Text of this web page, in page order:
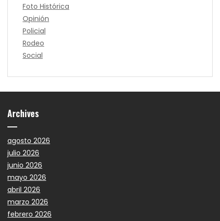
Foto Histórica
Opinión
Policial
Rodeo
Social
Archives
agosto 2026
julio 2026
junio 2026
mayo 2026
abril 2026
marzo 2026
febrero 2026